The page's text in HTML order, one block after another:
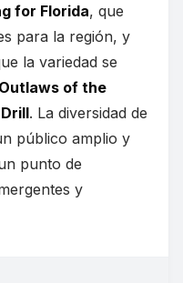
for Florida, que
para la región, y
la variedad se
Outlaws of the
. La diversidad de
público amplio y
punto de
y